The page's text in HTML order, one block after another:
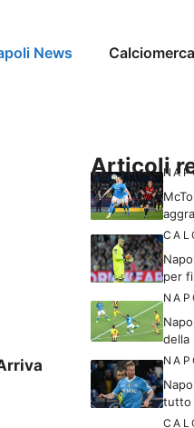
News
Articoli
per
della
tutto